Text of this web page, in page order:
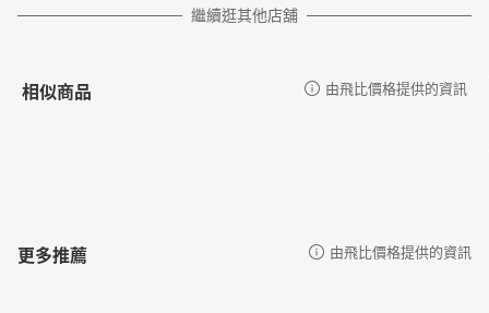
繼續逛其他店舖
相似商品 由飛比價格提供的資訊
更多推薦 由飛比價格提供的資訊